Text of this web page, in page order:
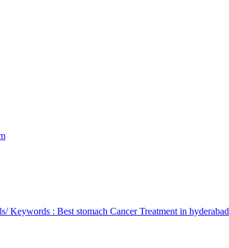
Keywords : Best stomach Cancer Treatment in hyderabad